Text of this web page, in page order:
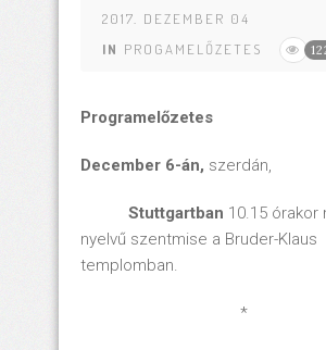
2017. DEZEMBER 04
IN PROGAMELŐZETES
Programelőzetes
December 6-án, szerdán,
Stuttgartban 10.15 órakor
nyelvű szentmise a Bruder-Klaus
templomban.
*